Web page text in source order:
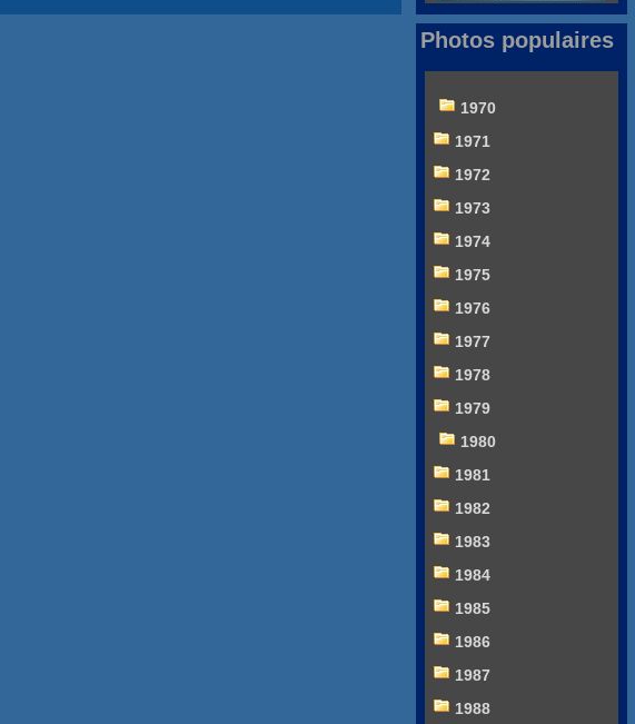
Photos populaires
1970
1971
1972
1973
1974
1975
1976
1977
1978
1979
1980
1981
1982
1983
1984
1985
1986
1987
1988